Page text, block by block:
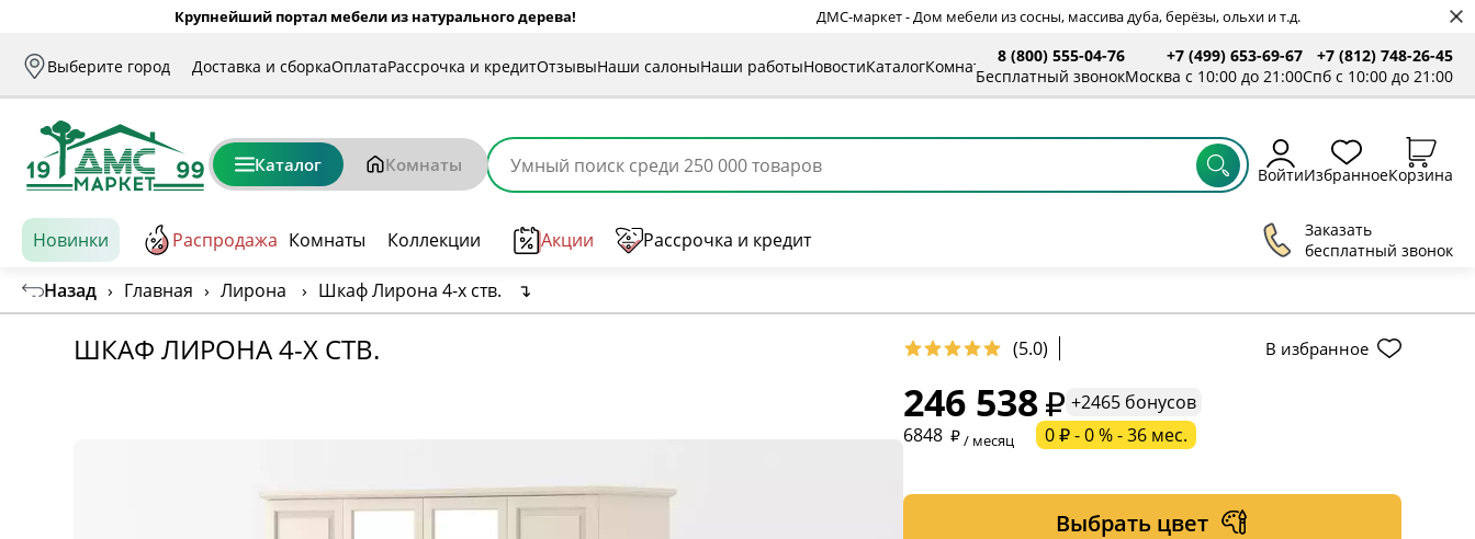
Крупнейший портал мебели из натурального дерева! ДМС-маркет - Дом мебели из сосны, массива дуба, берёзы, ольхи и т.д.
Выберите город Доставка и сборкаОплатаРассрочка и кредитОтзывыНаши салоныНаши работыНовостиКаталогКомнаты
8 (800) 555-04-76
Бесплатный звонок
+7 (499) 653-69-67
Москва с 10:00 до 21:00
+7 (812) 748-26-45
Спб с 10:00 до 21:00
Каталог Комнаты ВойтиИзбранноеКорзина
Новинки Распродажа Комнаты Коллекции Акции Рассрочка и кредит
Заказать
бесплатный звонок
Назад › Главная › Лирона › Шкаф Лирона 4-х ств. ↴
ШКАФ ЛИРОНА 4-Х СТВ. (5.0) В избранное
246 538
+2465 бонусов
6848
/ месяц 0 ₽ - 0 % - 36 мес.
Выбрать цвет
* обязательное поле